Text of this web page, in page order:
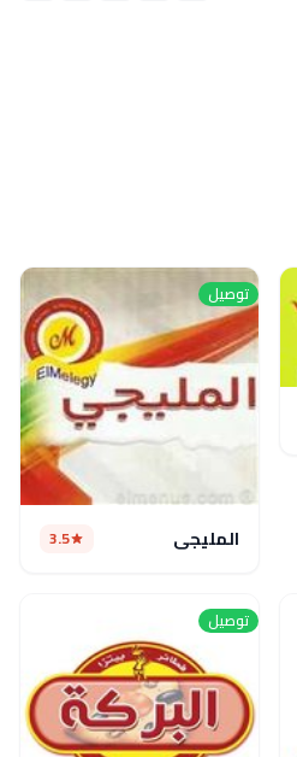
توصيل
المليجى 3.5
توصيل